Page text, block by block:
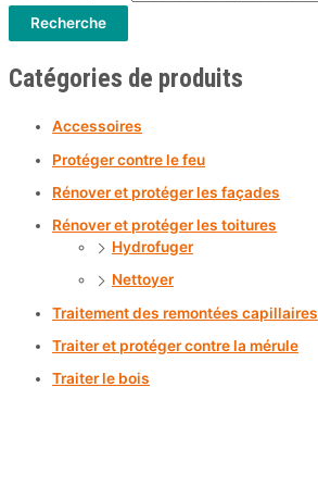
Recherche
Catégories de produits
Accessoires
Protéger contre le feu
Rénover et protéger les façades
Rénover et protéger les toitures
Hydrofuger
Nettoyer
Traitement des remontées capillaires
Traiter et protéger contre la mérule
Traiter le bois